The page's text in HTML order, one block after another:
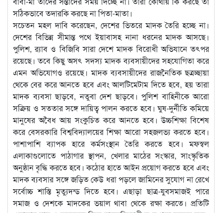
সঠিকভাবে তদারকি করছে না পিতা-মাতা।
সচেতন মহল দাবি করেছেন, দেশের ভিতরে মাদক তৈরি হচ্ছে না।
দেশের বিভিন্ন সীমান্ত পথে ইয়াবাসহ নানা ধরনের মাদক আসছে।
পুলিশ, র‌্যাব ও বিজিবি সারা দেশে মাদক বিরোধী অভিযানে তৎপর
রয়েছে। তবে কিছু অসৎ সদস্য মাদক ব্যবসায়ীদের সহযোগিতা করে
এমন অভিযোগও রয়েছে। মাদক ব্যবসায়ীদের রাজনৈতিক ছত্রচ্ছায়া
থেকে বের করে আনতে হবে এবং আলটিমেটাম দিতে হবে, হয় তারা
মাদক ব্যবসা ছাড়বে, নতুবা দেশ ছাড়বে। পুলিশ বাহিনীকে আরো
সক্রিয় ও সততার সঙ্গে দায়িত্ব পালন করতে হবে। ঘুষ-দুর্নীতি কমিয়ে
মানুষের অবৈধ আয় সংকুচিত করে আনতে হবে। উচ্চশিক্ষা বিশেষ
করে বেসরকারি বিশ্ববিদ্যালয়ের শিক্ষা আরো সহজলভ্য করতে হবে।
পাশাপাশি ব্যাপক হারে কর্মসংস্থান তৈরি করতে হবে। মফস্বল
এলাকাগুলোতে পাঠাগার স্থাপন, খেলার মাঠের সংস্কার, সাংস্কৃতিক
অনুষ্ঠান বৃদ্ধি করতে হবে। কঠোর হাতে আইন প্রয়োগ করতে হবে এবং
মাদক ব্যবসার সঙ্গে জড়িত কেউ ধরা পড়লে জামিনের সুযোগ না রেখে
সর্বোচ্চ শাস্তি মৃত্যুদন্ড দিতে হবে। এছাড়া ছাত্র-যুবসমাজই পারে
সমাজ ও দেশকে মাদকের ভয়াল থাবা থেকে রক্ষা করতে। প্রতিটি